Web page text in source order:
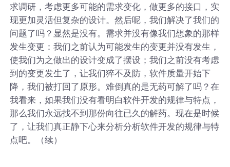
求调研，考虑更多可能的需求变化，做更多的接口，实
现更加灵活但复杂的设计。然后呢，我们解决了我们的
问题了吗？显然是没有。需求并没有像我们想象的那样
发生变更：我们之前认为可能发生的变更并没有发生，
使我们为之做出的设计变成了摆设；我们之前没有考虑
到的变更发生了，让我们猝不及防，软件质量开始下
降，我们被打回了原形。难倒真的是无药可解了吗？在
我看来，如果我们没有看明白软件开发的规律与特点，
那么我们永远找不到那份向往已久的解药。现在是时候
了，让我们真正静下心来分析分析软件开发的规律与特
点吧。（续）